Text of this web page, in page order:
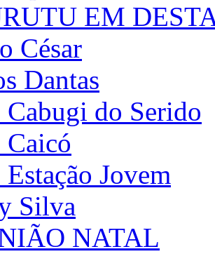
EM
César
Dantas
Cabugi do Serido
Caicó
Jovem
Silva
NATAL